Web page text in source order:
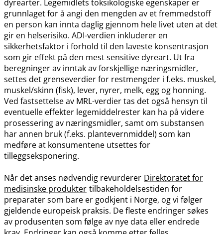
dyrearter. Legemidlets toksikologiske egenskaper er
grunnlaget for å angi den mengden av et fremmedstoff
en person kan innta daglig gjennom hele livet uten at det
gir en helserisiko. ADI-verdien inkluderer en
sikkerhetsfaktor i forhold til den laveste konsentrasjon
som gir effekt på den mest sensitive dyreart. Ut fra
beregninger av inntak av forskjellige næringsmidler,
settes det grenseverdier for restmengder i f.eks. muskel,
muskel​/​skinn (fisk), lever, nyrer, melk, egg og honning.
Ved fastsettelse av MRL-verdier tas det også hensyn til
eventuelle effekter legemiddelrester kan ha på videre
prosessering av næringsmidler, samt om substansen
har annen bruk (f.eks. plantevernmiddel) som kan
medføre at konsumentene utsettes for
tilleggseksponering.
Når det anses nødvendig revurderer Direktoratet for
medisinske produkter tilbakeholdelsestiden for
preparater som bare er godkjent i Norge, og vi følger
gjeldende europeisk praksis. De fleste endringer søkes
av produsenten som følge av nye data eller endrede